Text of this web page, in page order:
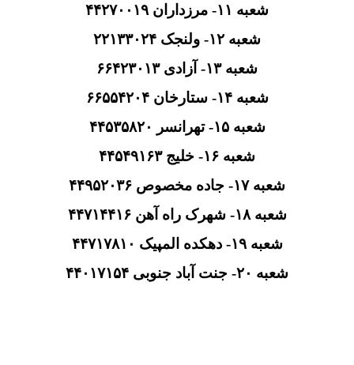
شعبه ۱۱- مرزداران ۴۴۲۷۰۰۱۹
شعبه ۱۲- ولنجک ۲۲۱۳۳۰۲۴
شعبه ۱۳- آزادی ۶۶۴۲۳۰۱۳
شعبه ۱۴- ستارخان ۶۶۵۵۴۲۰۴
شعبه ۱۵- تهرانسر ۴۴۵۳۵۸۲۰
شعبه ۱۶- خلیج ۴۴۵۴۹۱۶۳
شعبه ۱۷- جاده مخصوص ۴۴۹۵۲۰۳۶
شعبه ۱۸- شهرک راه آهن ۴۴۷۱۴۴۱۶
شعبه ۱۹- دهکده المپیک ۴۴۷۱۷۸۱۰
شعبه ۲۰- جنت آباد جنوبی ۴۴۰۱۷۱۵۴